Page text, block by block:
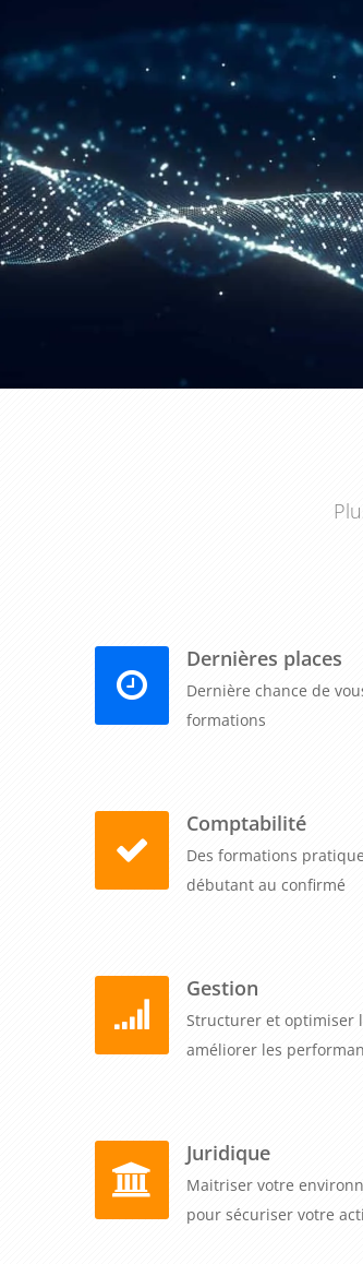
Dernières places
Dernière chance de
formations
Comptabilité
Des formations
débutant au confirmé
Gestion
Structurer et optimiser
améliorer les
Juridique
Maitriser votre
pour sécuriser votre